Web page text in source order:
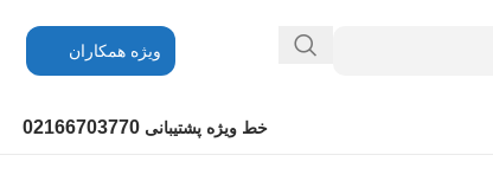
ویژه همکاران
خط ویژه پشتیبانی 02166703770